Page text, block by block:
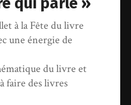
à la Fête du livre
une énergie de
du livre et
faire des livres